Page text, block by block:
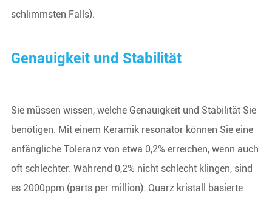
schlimmsten Falls).
Genauigkeit und Stabilität
Sie müssen wissen, welche Genauigkeit und Stabilität Sie
benötigen. Mit einem Keramik resonator können Sie eine
anfängliche Toleranz von etwa 0,2% erreichen, wenn auch
oft schlechter. Während 0,2% nicht schlecht klingen, sind
es 2000ppm (parts per million). Quarz kristall basierte